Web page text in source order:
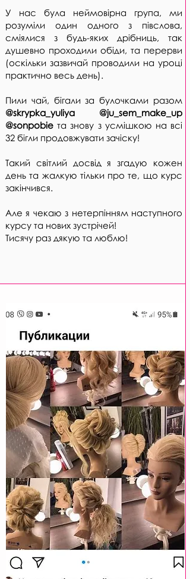
У нас була неймовірна група, ми
розуміли один одного з півслова,
сміялися з будь-яких дрібниць, так
душевно проходили обіди, та перерви
(оскільки зазвичай проводили на уроці
практично весь день).
Пили чай, бігали за булочками разом
@skrypka_yuliya
@ju_sem_make_up
@sonpobie та знову з усмішкою на всі
32 бігли продовжувати зачіску!
Такий світлий досвід я згадую кожен
день та жалкую тільки про те, що курс
закінчився.
Але я чекаю з нетерпінням наступного
курсу та нових зустрічей!
Тисячу раз дякую та люблю!